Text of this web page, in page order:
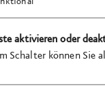
sechsten Knopf
im
aktivieren oder
Schalter können Sie